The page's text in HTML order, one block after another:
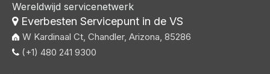
Wereldwijd servicenetwerk
Everbesten Servicepunt in de VS
W Kardinaal Ct, Chandler, Arizona, 85286
 (+1) 480 241 9300